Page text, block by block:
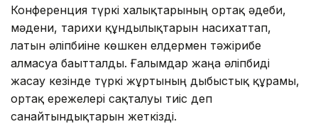
Конференция түркі халықтарының ортақ әдеби,
мәдени, тарихи құндылықтарын насихаттап,
латын әліпбиіне көшкен елдермен тәжірибе
алмасуға бағытталды. Ғалымдар жаңа әліпбиді
жасау кезінде түркі жұртының дыбыстық құрамы,
ортақ ережелері сақталуы тиіс деп
санайтындықтарын жеткізді.